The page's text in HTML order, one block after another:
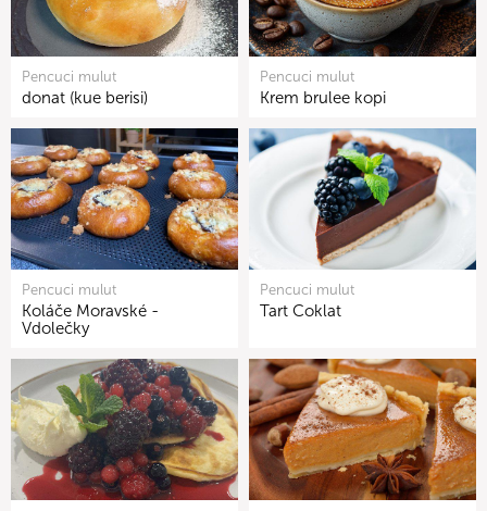
Pencuci mulut
donat (kue berisi)
Pencuci mulut
Krem brulee kopi
Pencuci mulut
Koláče Moravské -
Vdolečky
Pencuci mulut
Tart Coklat